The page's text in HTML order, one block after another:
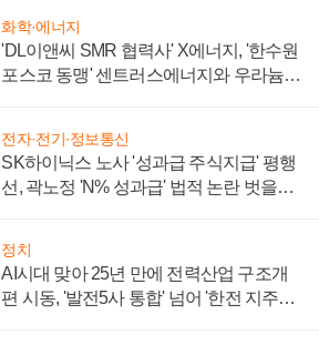
화학·에너지
'DL이앤씨 SMR 협력사' X에너지, '한수원
포스코 동맹' 센트러스에너지와 우라늄
전자·전기·정보통신
SK하이닉스 노사 '성과급 주식지급' 평행
선, 곽노정 'N% 성과급' 법적 논란 벗을지
정치
AI시대 맞아 25년 만에 전력산업 구조개
편 시동, '발전5사 통합' 넘어 '한전 지주사'